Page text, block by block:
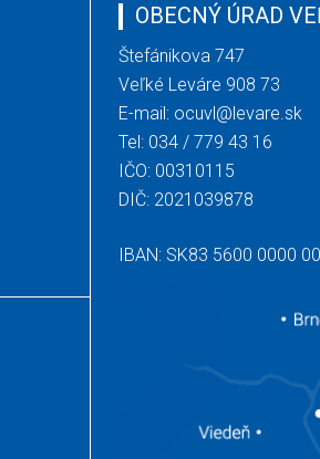
OBECNÝ ÚRAD
Štefánikova 747
Veľké Leváre 908 73
E-mail: ocuvl@levare.sk
Tel: 034 / 779 43 16
IČO: 00310115
DIČ: 2021039878
IBAN: SK83 5600 0000